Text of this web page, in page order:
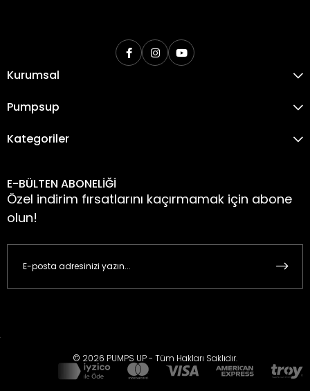
Kurumsal
Pumpsup
Kategoriler
E-BÜLTEN ABONELİĞİ
Özel indirim fırsatlarını kaçırmamak için abone
olun!
© 2026 PUMPS UP - Tüm Hakları Saklıdır.